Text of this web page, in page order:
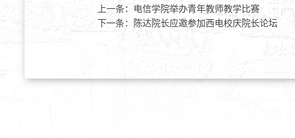
上一条：
电信学院举办青年教师教学比赛
下一条：
陈达院长应邀参加西电校庆院长论坛